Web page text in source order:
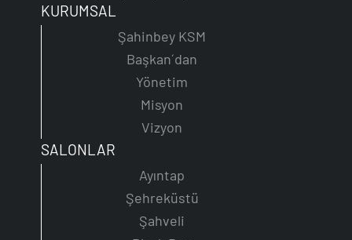
KURUMSAL
Şahinbey KSM
Başkan´dan
Yönetim
Misyon
Vizyon
SALONLAR
Ayıntap
Şehreküstü
Şahveli